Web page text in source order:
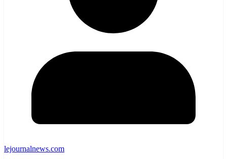
lejournalnews.com